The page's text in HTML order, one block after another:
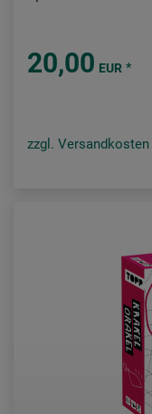
20,00 EUR *
zzgl. Versandkosten